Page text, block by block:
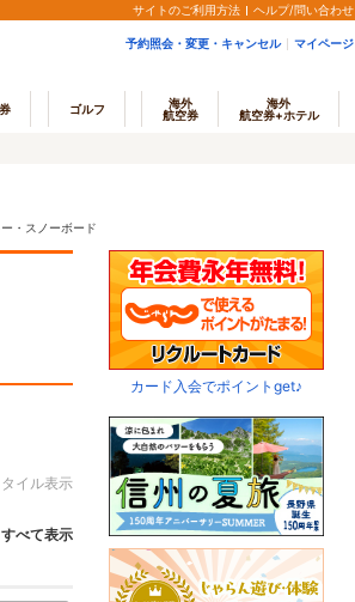
サイトのご利用方法 ヘルプ/問い合わせ
予約照会・変更・キャンセル マイページ
ゴルフ
海外
航空券
海外
航空券+ホテル
・スノーボード
タイル表示
すべて表示
カード入会でポイントget♪